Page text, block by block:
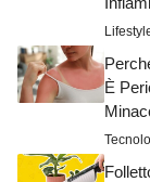
È